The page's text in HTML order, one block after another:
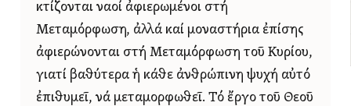
κτίζονται ναοί ἀφιερωμένοι στή
Μεταμόρφωση, ἀλλά καί μοναστήρια ἐπίσης
ἀφιερώνονται στή Μεταμόρφωση τοῦ Κυρίου,
γιατί βαθύτερα ἡ κάθε ἀνθρώπινη ψυχή αὐτό
ἐπιθυμεῖ, νά μεταμορφωθεῖ. Τό ἔργο τοῦ Θεοῦ